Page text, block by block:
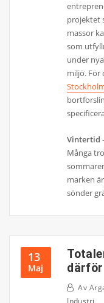
projektet
massor
som
under
miljö. För
Vintertid
Många
marken
sönder
13
Maj
Av